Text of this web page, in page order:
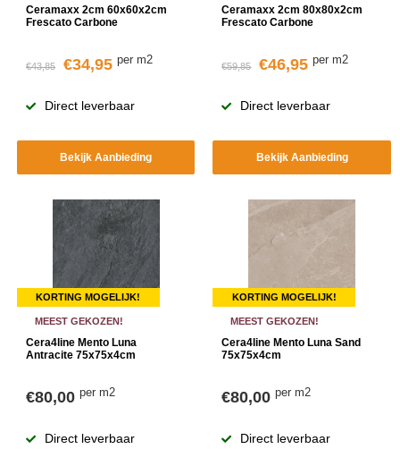
Ceramaxx 2cm 60x60x2cm
Frescato Carbone
€43,85 €34,95 per m2
Direct leverbaar
Bekijk Aanbieding
Ceramaxx 2cm 80x80x2cm
Frescato Carbone
€59,85 €46,95 per m2
Direct leverbaar
Bekijk Aanbieding
KORTING MOGELIJK!
MEEST GEKOZEN!
Cera4line Mento Luna
Antracite 75x75x4cm
€80,00 per m2
Direct leverbaar
KORTING MOGELIJK!
MEEST GEKOZEN!
Cera4line Mento Luna Sand
75x75x4cm
€80,00per m2
Direct leverbaar